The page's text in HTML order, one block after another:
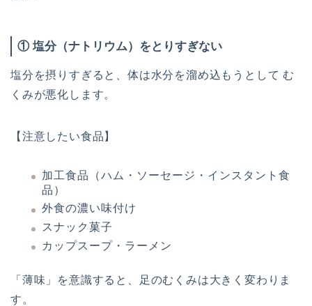
① 塩分（ナトリウム）をとりすぎない
塩分を摂りすぎると、体は水分を溜め込もうとして む
くみが悪化します。
【注意したい食品】
加工食品（ハム・ソーセージ・インスタント食
品）
外食の濃い味付け
スナック菓子
カップスープ・ラーメン
「薄味」を意識すると、足のむくみは大きく変わりま
す。